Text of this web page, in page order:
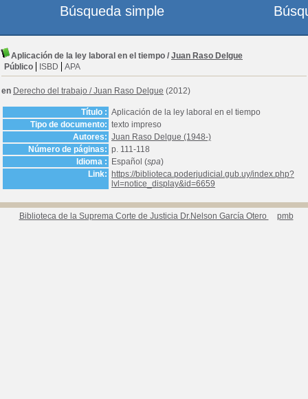
Aplicación de la ley laboral en el tiempo / Juan Raso Delgue
Público
ISBD APA
en Derecho del trabajo /Juan Raso Delgue (2012)
Título : Aplicación de la ley laboral en el tiempo
Tipo de documento: texto impreso
Autores: Juan Raso Delgue (1948-)
Número de páginas: p. 111-118
Idioma :
Español (spa)
Link:
https://biblioteca.poderjudicial.gub.uy/index.php?
lvl=notice_display&id=6659
Biblioteca de la Suprema Corte de Justicia Dr.Nelson García Otero pmb
Búsqueda simple